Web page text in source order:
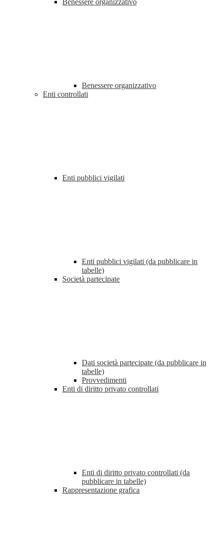
Benessere organizzativo
Benessere organizzativo
Enti controllati
Enti pubblici vigilati
Enti pubblici vigilati (da pubblicare in
tabelle)
Società partecipate
Dati società partecipate (da pubblicare in
tabelle)
Provvedimenti
Enti di diritto privato controllati
Enti di diritto privato controllati (da
pubblicare in tabelle)
Rappresentazione grafica